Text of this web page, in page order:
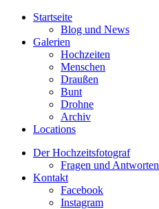
Startseite
Blog und News
Galerien
Hochzeiten
Menschen
Draußen
Bunt
Drohne
Archiv
Locations
Der Hochzeitsfotograf
Fragen und Antworten
Kontakt
Facebook
Instagram